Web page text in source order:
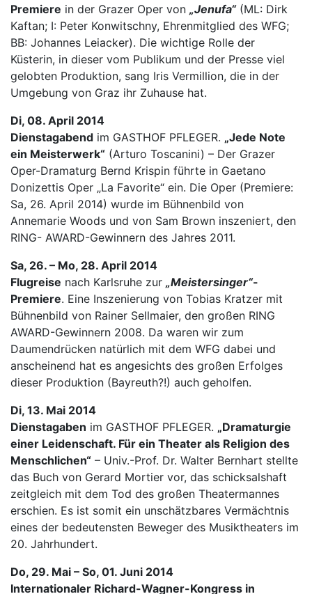
Premiere in der Grazer Oper von „Jenufa“ (ML: Dirk
Kaftan; I: Peter Konwitschny, Ehrenmitglied des WFG;
BB: Johannes Leiacker). Die wichtige Rolle der
Küsterin, in dieser vom Publikum und der Presse viel
gelobten Produktion, sang Iris Vermillion, die in der
Umgebung von Graz ihr Zuhause hat.
Di, 08. April 2014
Dienstagabend im GASTHOF PFLEGER. „Jede Note
ein Meisterwerk“ (Arturo Toscanini) – Der Grazer
Oper-Dramaturg Bernd Krispin führte in Gaetano
Donizettis Oper „La Favorite“ ein. Die Oper (Premiere:
Sa, 26. April 2014) wurde im Bühnenbild von
Annemarie Woods und von Sam Brown inszeniert, den
RING- AWARD-Gewinnern des Jahres 2011.
Sa, 26. – Mo, 28. April 2014
Flugreise nach Karlsruhe zur „Meistersinger“-
Premiere. Eine Inszenierung von Tobias Kratzer mit
Bühnenbild von Rainer Sellmaier, den großen RING
AWARD-Gewinnern 2008. Da waren wir zum
Daumendrücken natürlich mit dem WFG dabei und
anscheinend hat es angesichts des großen Erfolges
dieser Produktion (Bayreuth?!) auch geholfen.
Di, 13. Mai 2014
Dienstagaben im GASTHOF PFLEGER. „Dramaturgie
einer Leidenschaft. Für ein Theater als Religion des
Menschlichen“ – Univ.-Prof. Dr. Walter Bernhart stellte
das Buch von Gerard Mortier vor, das schicksalshaft
zeitgleich mit dem Tod des großen Theatermannes
erschien. Es ist somit ein unschätzbares Vermächtnis
eines der bedeutensten Beweger des Musiktheaters im
20. Jahrhundert.
Do, 29. Mai – So, 01. Juni 2014
Internationaler Richard-Wagner-Kongress in